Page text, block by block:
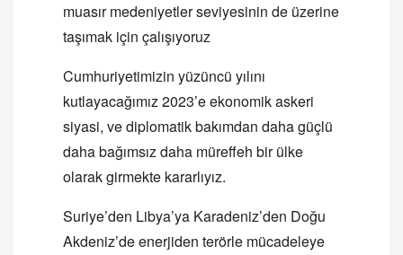
muasır medeniyetler seviyesinin de üzerine
taşımak için çalışıyoruz
Cumhuriyetimizin yüzüncü yılını
kutlayacağımız 2023’e ekonomik askeri
siyasi, ve diplomatik bakımdan daha güçlü
daha bağımsız daha müreffeh bir ülke
olarak girmekte kararlıyız.
Suriye’den Libya’ya Karadeniz’den Doğu
Akdeniz’de enerjiden terörle mücadeleye